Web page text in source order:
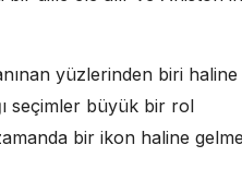
yüzlerinden biri haline
seçimler büyük bir rol
bir ikon haline